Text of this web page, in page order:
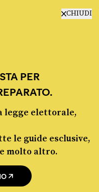
CHIUDI
PER
legge elettorale,
le guide esclusive,
molto altro.
- 2026
il Tribunale di Milano, n. 55 del 8
9387
policy